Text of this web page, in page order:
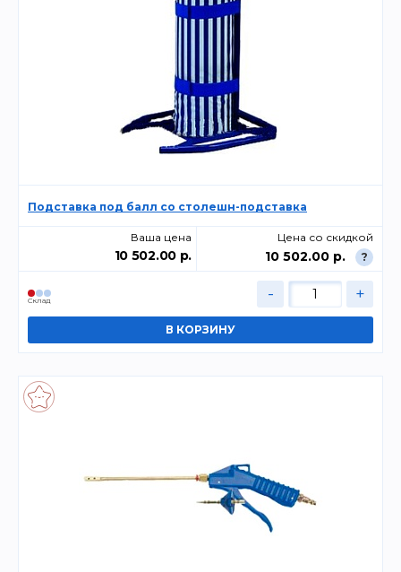
Подставка под балл со столешн-подставка
Ваша цена
10 502.00 р.
Цена со скидкой
10 502.00 р. ?
Склад - +